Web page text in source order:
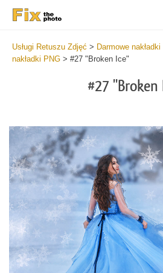
Usługi Retuszu Zdjęć > Darmowe
nakładki PNG > #27 "Broken Ice"
#27 "Broken